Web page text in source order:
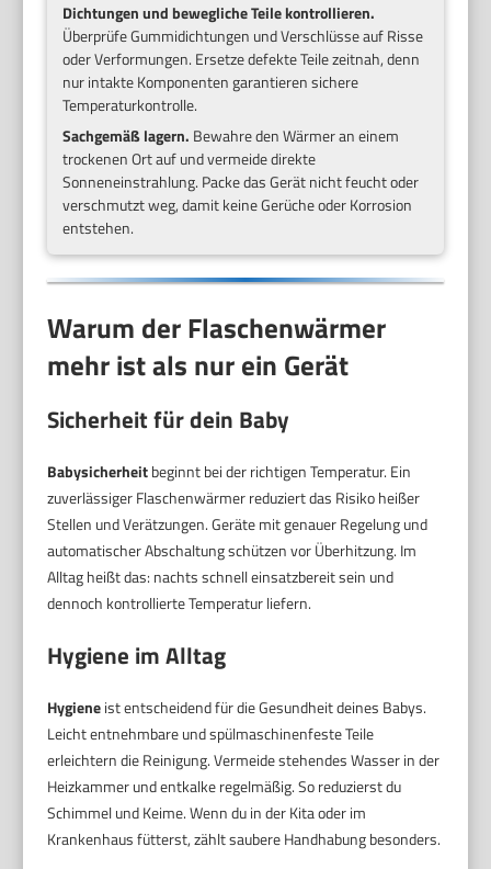
Dichtungen und bewegliche Teile kontrollieren.
Überprüfe Gummidichtungen und Verschlüsse auf Risse
oder Verformungen. Ersetze defekte Teile zeitnah, denn
nur intakte Komponenten garantieren sichere
Temperaturkontrolle.
Sachgemäß lagern. Bewahre den Wärmer an einem
trockenen Ort auf und vermeide direkte
Sonneneinstrahlung. Packe das Gerät nicht feucht oder
verschmutzt weg, damit keine Gerüche oder Korrosion
entstehen.
Warum der Flaschenwärmer
mehr ist als nur ein Gerät
Sicherheit für dein Baby
Babysicherheitbeginnt bei der richtigen Temperatur. Ein
zuverlässiger Flaschenwärmer reduziert das Risiko heißer
Stellen und Verätzungen. Geräte mit genauer Regelung und
automatischer Abschaltung schützen vor Überhitzung. Im
Alltag heißt das: nachts schnell einsatzbereit sein und
dennoch kontrollierte Temperatur liefern.
Hygiene im Alltag
Hygieneist entscheidend für die Gesundheit deines Babys.
Leicht entnehmbare und spülmaschinenfeste Teile
erleichtern die Reinigung. Vermeide stehendes Wasser in der
Heizkammer und entkalke regelmäßig. So reduzierst du
Schimmel und Keime. Wenn du in der Kita oder im
Krankenhaus fütterst, zählt saubere Handhabung besonders.